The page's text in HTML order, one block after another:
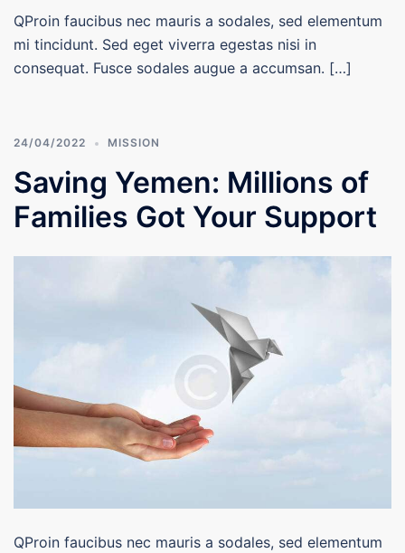
QProin faucibus nec mauris a sodales, sed elementum
mi tincidunt. Sed eget viverra egestas nisi in
consequat. Fusce sodales augue a accumsan. […]
24/04/2022 MISSION
Saving Yemen: Millions of
Families Got Your Support
QProin faucibus nec mauris a sodales, sed elementum